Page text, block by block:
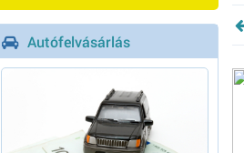
Autófelvásárlás